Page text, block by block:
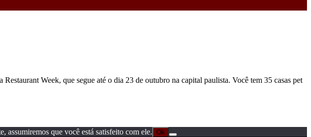
Week, que segue até o dia 23 de outubro na capital paulista. Você tem 35 casas pet
assumiremos que você está satisfeito com ele. Ok